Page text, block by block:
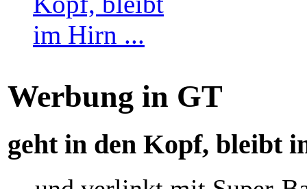
Werbung in GT
geht in den Kopf, bleibt